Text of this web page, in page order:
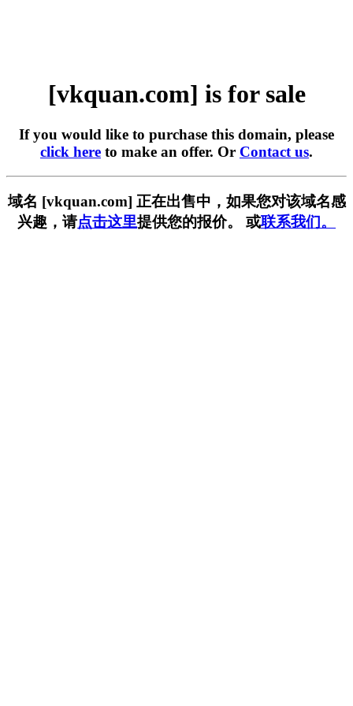
[vkquan.com] is for sale
If you would like to purchase this domain, please
click here to make an offer. Or Contact us.
域名 [vkquan.com] 正在出售中，如果您对该域名感
兴趣，请点击这里提供您的报价。 或联系我们。